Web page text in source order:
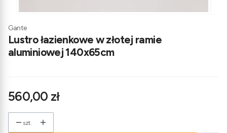
Gante
Lustro łazienkowe w złotej ramie
aluminiowej 140x65cm
Cena
560,00 zł
szt.